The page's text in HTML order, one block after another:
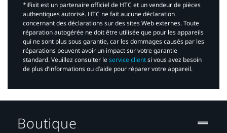
*iFixit est un partenaire officiel de HTC et un vendeur de pièces
authentiques autorisé. HTC ne fait aucune déclaration
concernant des déclarations sur des sites Web externes. Toute
réparation autogérée ne doit être utilisée que pour les appareils
qui ne sont plus sous garantie, car les dommages causés par les
réparations peuvent avoir un impact sur votre garantie
standard. Veuillez consulter leservice clientsi vous avez besoin
de plus d’informations ou d’aide pour réparer votre appareil.​
Boutique